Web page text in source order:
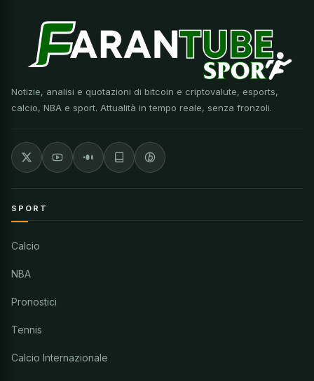
Notizie, analisi e quotazioni di bitcoin e criptovalute, esports,
calcio, NBA e sport. Attualità in tempo reale, senza fronzoli.
SPORT
Calcio
NBA
Pronostici
Tennis
Calcio Internazionale